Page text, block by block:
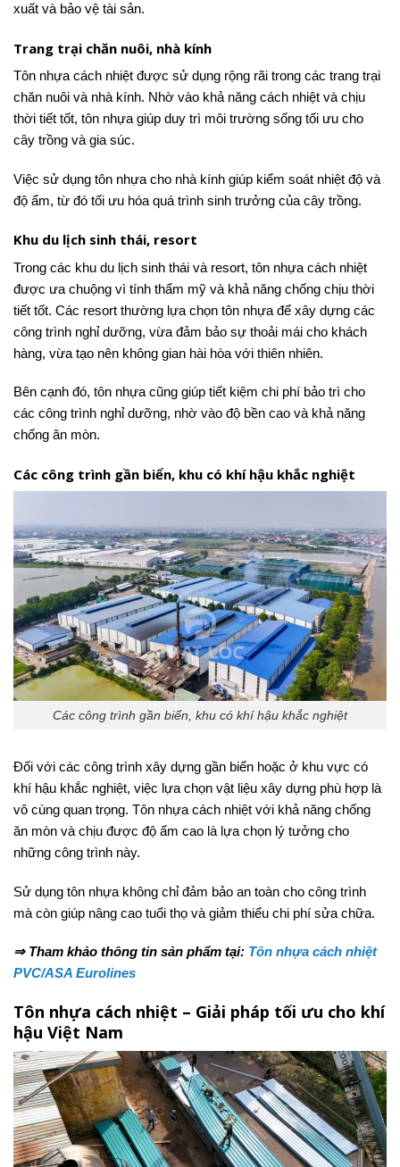
xuất và bảo vệ tài sản.
Trang trại chăn nuôi, nhà kính
Tôn nhựa cách nhiệt được sử dụng rộng rãi trong các trang trại
chăn nuôi và nhà kính. Nhờ vào khả năng cách nhiệt và chịu
thời tiết tốt, tôn nhựa giúp duy trì môi trường sống tối ưu cho
cây trồng và gia súc.
Việc sử dụng tôn nhựa cho nhà kính giúp kiểm soát nhiệt độ và
độ ẩm, từ đó tối ưu hóa quá trình sinh trưởng của cây trồng.
Khu du lịch sinh thái, resort
Trong các khu du lịch sinh thái và resort, tôn nhựa cách nhiệt
được ưa chuộng vì tính thẩm mỹ và khả năng chống chịu thời
tiết tốt. Các resort thường lựa chọn tôn nhựa để xây dựng các
công trình nghỉ dưỡng, vừa đảm bảo sự thoải mái cho khách
hàng, vừa tạo nên không gian hài hòa với thiên nhiên.
Bên cạnh đó, tôn nhựa cũng giúp tiết kiệm chi phí bảo trì cho
các công trình nghỉ dưỡng, nhờ vào độ bền cao và khả năng
chống ăn mòn.
Các công trình gần biển, khu có khí hậu khắc nghiệt
Các công trình gần biển, khu có khí hậu khắc nghiệt
Đối với các công trình xây dựng gần biển hoặc ở khu vực có
khí hậu khắc nghiệt, việc lựa chọn vật liệu xây dựng phù hợp là
vô cùng quan trọng. Tôn nhựa cách nhiệt với khả năng chống
ăn mòn và chịu được độ ẩm cao là lựa chọn lý tưởng cho
những công trình này.
Sử dụng tôn nhựa không chỉ đảm bảo an toàn cho công trình
mà còn giúp nâng cao tuổi thọ và giảm thiểu chi phí sửa chữa.
⇒ Tham khảo thông tin sản phẩm tại: Tôn nhựa cách nhiệt
PVC/ASA Eurolines
Tôn nhựa cách nhiệt – Giải pháp tối ưu cho khí
hậu Việt Nam